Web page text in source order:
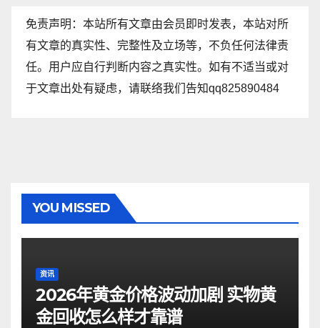
免责声明：本站所有文章由会员即时发表，本站对所
有文章的真实性、完整性及立场等，不负任何法律责
任。用户应自行判断内容之真实性。如有不适当或对
于文章出处有疑虑，请联络我们告知qq825890484
YOU MISSED
资讯
2026年黄金价格波动加剧 实物黄
金回收怎么样才靠谱